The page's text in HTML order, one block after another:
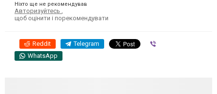
Ніхто ще не рекомендував
Авторизуйтесь
щоб оцінити і порекомендувати
Reddit Telegram
WhatsApp